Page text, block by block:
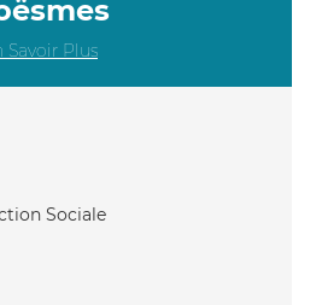
Savoir Plus
Sociale